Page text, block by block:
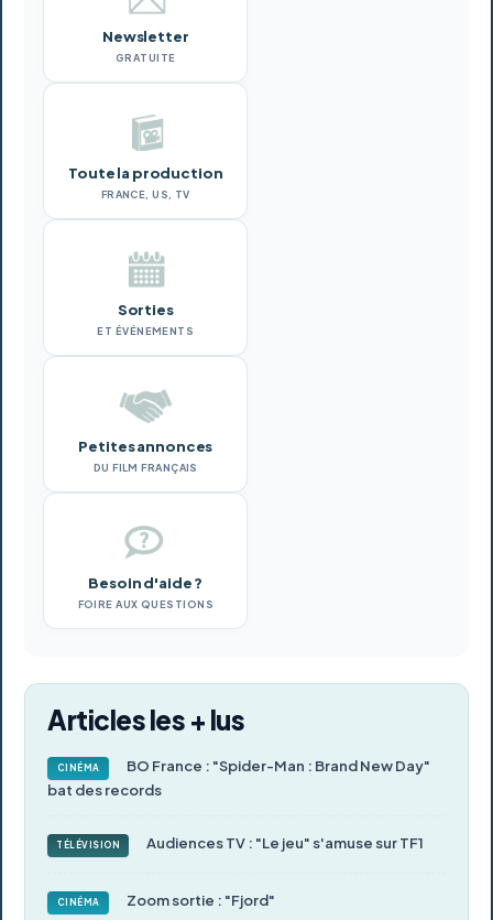
Newsletter
GRATUITE
Toute la production
FRANCE, US, TV
Sorties
ET ÉVÉNEMENTS
Petites annonces
DU FILM FRANÇAIS
Besoin d'aide ?
FOIRE AUX QUESTIONS
Articles les + lus
CINÉMA
BO France : "Spider-Man : Brand New Day"
bat des records
TÉLÉVISION Audiences TV : "Le jeu" s'amuse sur TF1
CINÉMA Zoom sortie : "Fjord"